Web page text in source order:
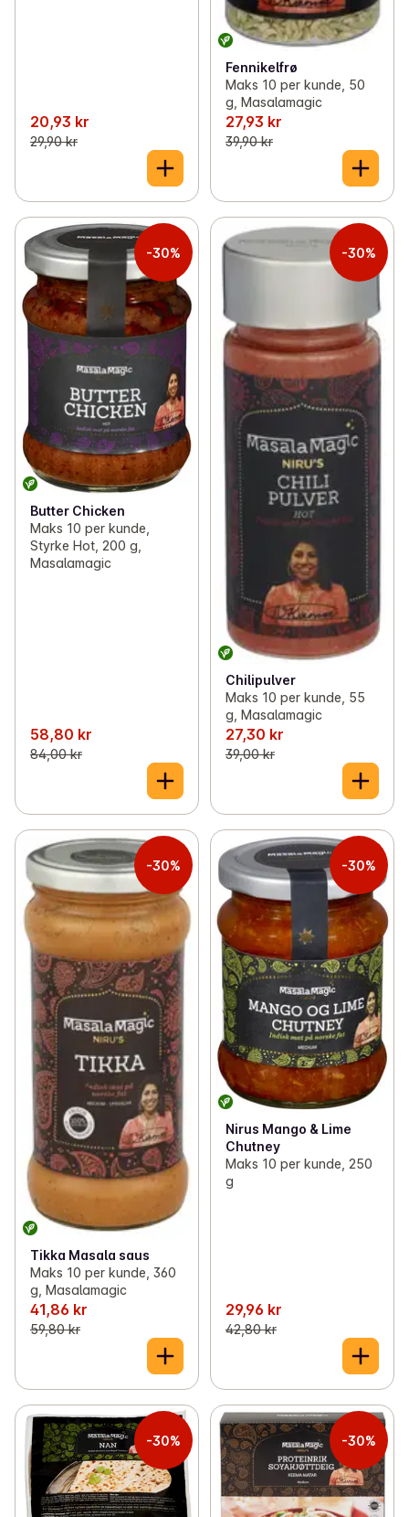
20,93 kr
29,90 kr
Fennikelfrø
Maks 10 per kunde, 50
g, Masalamagic
27,93 kr
39,90 kr
-30%
Butter Chicken
Maks 10 per kunde,
Styrke Hot, 200 g,
Masalamagic
58,80 kr
84,00 kr
-30%
Chilipulver
Maks 10 per kunde, 55
g, Masalamagic
27,30 kr
39,00 kr
-30%
Tikka Masala saus
Maks 10 per kunde, 360
g, Masalamagic
41,86 kr
59,80 kr
-30%
Nirus Mango & Lime
Chutney
Maks 10 per kunde, 250
g
29,96 kr
42,80 kr
-30% -30%